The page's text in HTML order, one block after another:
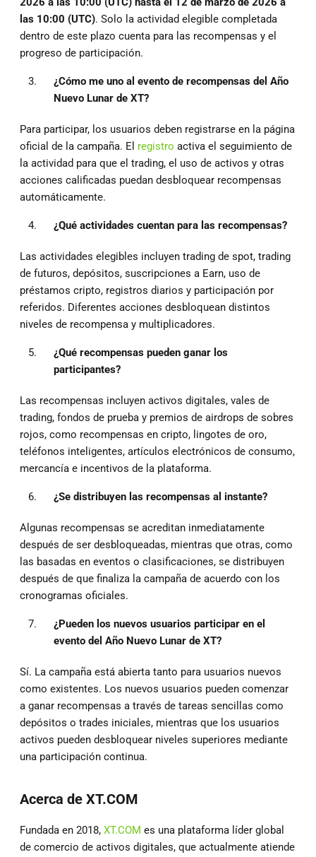
las 10:00 (UTC). Solo la actividad elegible completada
dentro de este plazo cuenta para las recompensas y el
progreso de participación.
¿Cómo me uno al evento de recompensas del Año
Nuevo Lunar de XT?
Para participar, los usuarios deben registrarse en la página
oficial de la campaña. El registro activa el seguimiento de
la actividad para que el trading, el uso de activos y otras
acciones calificadas puedan desbloquear recompensas
automáticamente.
¿Qué actividades cuentan para las recompensas?
Las actividades elegibles incluyen trading de spot, trading
de futuros, depósitos, suscripciones a Earn, uso de
préstamos cripto, registros diarios y participación por
referidos. Diferentes acciones desbloquean distintos
niveles de recompensa y multiplicadores.
¿Qué recompensas pueden ganar los
participantes?
Las recompensas incluyen activos digitales, vales de
trading, fondos de prueba y premios de airdrops de sobres
rojos, como recompensas en cripto, lingotes de oro,
teléfonos inteligentes, artículos electrónicos de consumo,
mercancía e incentivos de la plataforma.
¿Se distribuyen las recompensas al instante?
Algunas recompensas se acreditan inmediatamente
después de ser desbloqueadas, mientras que otras, como
las basadas en eventos o clasificaciones, se distribuyen
después de que finaliza la campaña de acuerdo con los
cronogramas oficiales.
¿Pueden los nuevos usuarios participar en el
evento del Año Nuevo Lunar de XT?
Sí. La campaña está abierta tanto para usuarios nuevos
como existentes. Los nuevos usuarios pueden comenzar
a ganar recompensas a través de tareas sencillas como
depósitos o trades iniciales, mientras que los usuarios
activos pueden desbloquear niveles superiores mediante
una participación continua.
Acerca de XT.COM
Fundada en 2018, XT.COM es una plataforma líder global
de comercio de activos digitales, que actualmente atiende